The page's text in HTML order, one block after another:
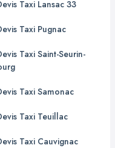
Taxi Lansac 33
Taxi Pugnac
Taxi Saint-Seurin-
Taxi Samonac
Taxi Teuillac
Taxi Cauvignac